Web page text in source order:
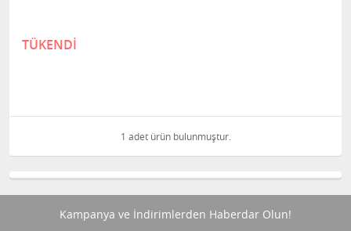
TÜKENDİ
1 adet ürün bulunmuştur.
Kampanya ve İndirimlerden Haberdar Olun!